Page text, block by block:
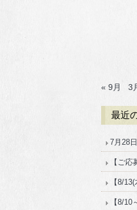
« 9月
3
最近
7月28
【ご
【8/
【8/